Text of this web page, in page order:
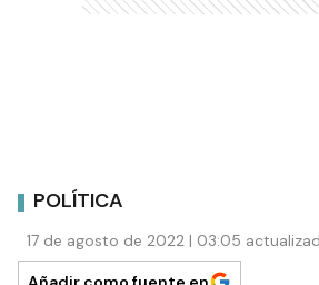
POLÍTICA
17 de agosto de 2022 | 03:05